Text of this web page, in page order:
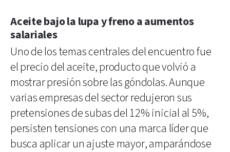
Aceite bajo la lupa y freno a aumentos
salariales
Uno de los temas centrales del encuentro fue
el precio del aceite, producto que volvió a
mostrar presión sobre las góndolas. Aunque
varias empresas del sector redujeron sus
pretensiones de subas del 12% inicial al 5%,
persisten tensiones con una marca líder que
busca aplicar un ajuste mayor, amparándose